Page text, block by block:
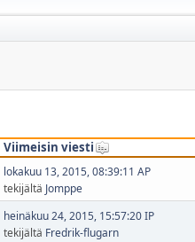
Viimeisin viesti
lokakuu 13, 2015, 08:39:11 AP
tekijältä Jomppe
heinäkuu 24, 2015, 15:57:20 IP
tekijältä Fredrik-flugarn